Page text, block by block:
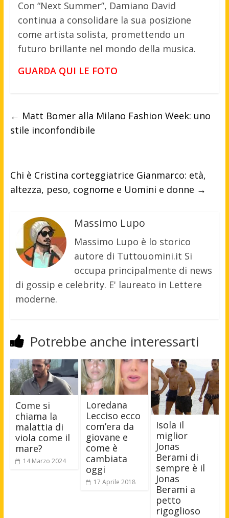
Con “Next Summer”, Damiano David
continua a consolidare la sua posizione
come artista solista, promettendo un
futuro brillante nel mondo della musica.
GUARDA QUI LE FOTO
← Matt Bomer alla Milano Fashion Week: uno
stile inconfondibile
Chi è Cristina corteggiatrice Gianmarco: età,
altezza, peso, cognome e Uomini e donne →
Massimo Lupo
Massimo Lupo è lo storico
autore di Tuttouomini.it Si
occupa principalmente di news
di gossip e celebrity. E' laureato in Lettere
moderne.
Potrebbe anche interessarti
Come si
chiama la
malattia di
viola come il
mare?
14 Marzo 2024
Loredana
Lecciso ecco
com’era da
giovane e
come è
cambiata
oggi
17 Aprile 2018
Isola il
miglior
Jonas
Berami di
sempre è il
Jonas
Berami a
petto
rigoglioso